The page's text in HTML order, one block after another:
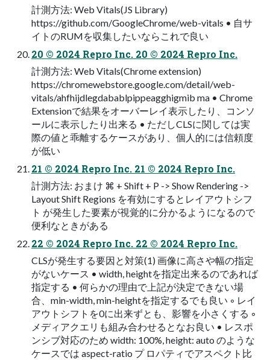
計測⽅法: Web Vitals(JS Library)
https://github.com/GoogleChrome/web-vitals • ⾃サ
イトのRUMを収集したいならこれで良い
20 © 2024 Repro Inc. 20 © 2024 Repro Inc.
計測⽅法: Web Vitals(Chrome extension)
https://chromewebstore.google.com/detail/web-
vitals/ahfhijdlegdabablpippeagghigmib ma • Chrome
Extensionで結果をオーバーレイ表⽰したり、コンソ
ールに表⽰したり出来る • ただしCLSに関しては実
際の値と乖離するケースがあり、個⼈的には信頼度
が低い
21 © 2024 Repro Inc. 21 © 2024 Repro Inc.
計測⽅法: おまけ ⌘ + Shift + P -> Show Rendering ->
Layout Shift Regions を有効にするとレイアウトシフ
ト が発⽣した要素が視覚的に分かるようになるので
便利なときがある
22 © 2024 Repro Inc. 22 © 2024 Repro Inc.
CLSが発⽣する要因と対策(1) 画像に⾼さや幅の指定
がないケース • width, heightを指定出来るのであれば
指定する • 何らかの理由で上記が決定できない場
合、min-width, min-heightを指定するでも良い ◦ レイ
アウトシフトを0に出来ずとも、影響を⼩さくする ◦
メディアクエリも組み合わせるとなお良い • レスポ
ンシブ対応のため width: 100%, height: auto のような
ケースでは aspect-ratio プ ロパティでアスペクト⽐